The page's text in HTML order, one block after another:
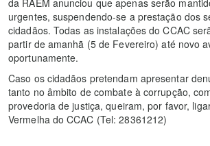
da RAEM anunciou que apenas serão
urgentes, suspendendo-se a prestação dos
cidadãos. Todas as instalações do CCAC
partir de amanhã (5 de Fevereiro) até novo
oportunamente.
Caso os cidadãos pretendam apresentar
tanto no âmbito de combate à corrupção,
provedoria de justiça, queiram, por favor,
Vermelha do CCAC (Tel: 28361212)